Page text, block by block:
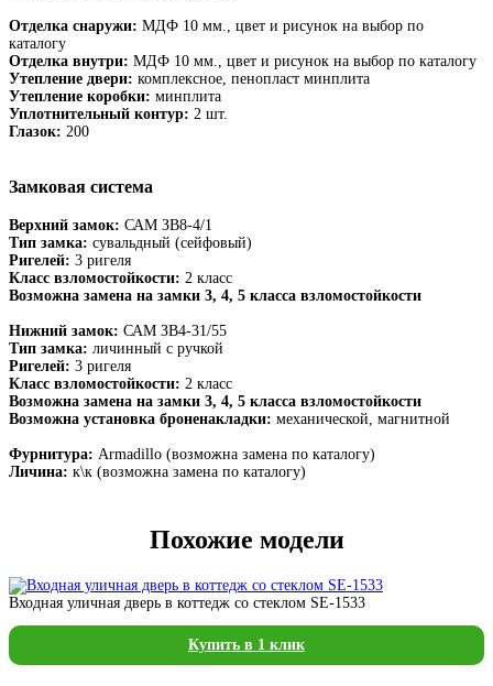
Отделка снаружи: МДФ 10 мм., цвет и рисунок на выбор по
каталогу
Отделка внутри: МДФ 10 мм., цвет и рисунок на выбор по каталогу
Утепление двери: комплексное, пенопласт минплита
Утепление коробки: минплита
Уплотнительный контур: 2 шт.
Глазок: 200
Замковая система
Верхний замок: САМ ЗВ8-4/1
Тип замка: сувальдный (сейфовый)
Ригелей: 3 ригеля
Класс взломостойкости: 2 класс
Возможна замена на замки 3, 4, 5 класса взломостойкости
Нижний замок: САМ ЗВ4-31/55
Тип замка: личинный с ручкой
Ригелей: 3 ригеля
Класс взломостойкости: 2 класс
Возможна замена на замки 3, 4, 5 класса взломостойкости
Возможна установка броненакладки: механической, магнитной
Фурнитура: Armadillo (возможна замена по каталогу)
Личина: к\к (возможна замена по каталогу)
Похожие модели
Входная уличная дверь в коттедж со стеклом SE-1533
Купить в 1 клик